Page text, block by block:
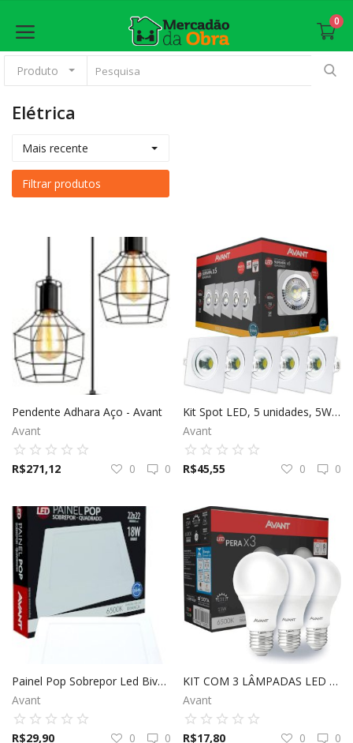
0
Produto
Anunciar
Principal
Materiais Básicos
Revestimento
Pintura
Hidráulica
Ferramentas
Decoração
Locação Temporária
Favoritos
Elétrica
Mais recente
Filtrar produtos
Pendente Adhara Aço - Avant
Avant
R$271,12 0
0
Kit Spot LED, 5 unidades, 5W, Luz amarela 3000K, Embutir - Avant
Avant
R$45,55 0
0
Painel Pop Sobrepor Led Bivolt - Avant
Avant
R$29,90 0
0
KIT COM 3 LÂMPADAS LED BIVOLT - AVANT
Avant
R$17,80 0
0